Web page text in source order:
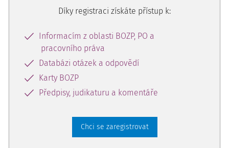
účel rizika. Jelikož jsou kolaborativní roboti stále
populárnější, bude se jim tento článek věnovat.
1. Základní požadavky
V rámci hodnocení rizik se vychází z technických
a také s ohledem na skutečnost, že
Díky registraci získáte přístup k:
Informacím z oblasti BOZP, PO a
pracovního práva
Databázi otázek a odpovědí
Karty BOZP
Předpisy, judikaturu a komentáře
Chci se zaregistrovat